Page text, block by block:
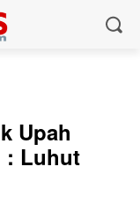
Upah
: Luhut